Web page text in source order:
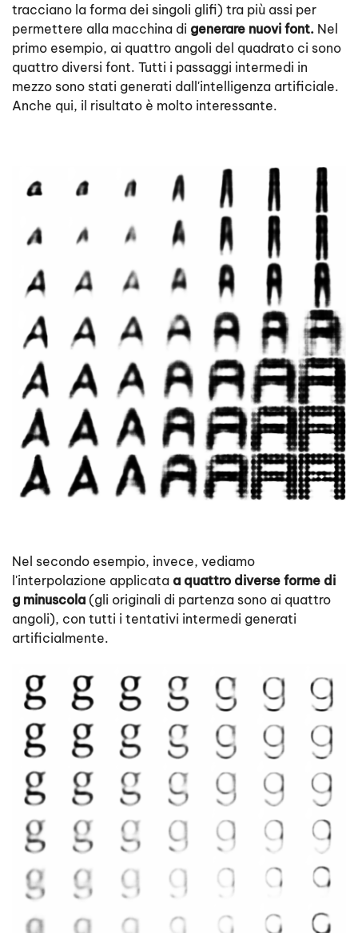
tracciano la forma dei singoli glifi) tra più assi per
permettere alla macchina di generare nuovi font. Nel
primo esempio, ai quattro angoli del quadrato ci sono
quattro diversi font. Tutti i passaggi intermedi in
mezzo sono stati generati dall'intelligenza artificiale.
Anche qui, il risultato è molto interessante.
Nel secondo esempio, invece, vediamo
l'interpolazione applicata a quattro diverse forme di
g minuscola (gli originali di partenza sono ai quattro
angoli), con tutti i tentativi intermedi generati
artificialmente.